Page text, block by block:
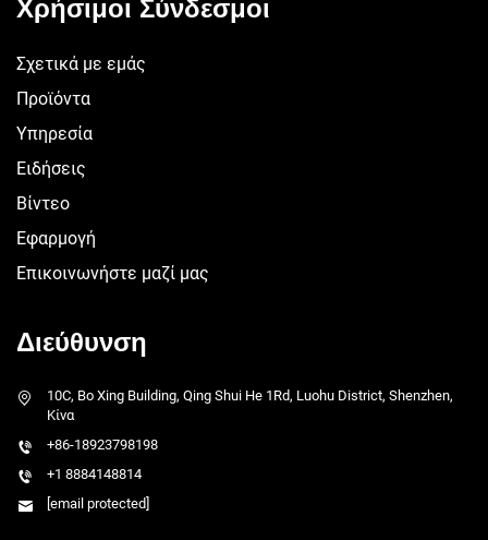
Χρήσιμοι Σύνδεσμοι
Σχετικά με εμάς
Προϊόντα
Υπηρεσία
Ειδήσεις
Βίντεο
Εφαρμογή
Επικοινωνήστε μαζί μας
Διεύθυνση
10C, Bo Xing Building, Qing Shui He 1Rd, Luohu District, Shenzhen,
Κίνα
+86-18923798198
+1 8884148814
[email protected]